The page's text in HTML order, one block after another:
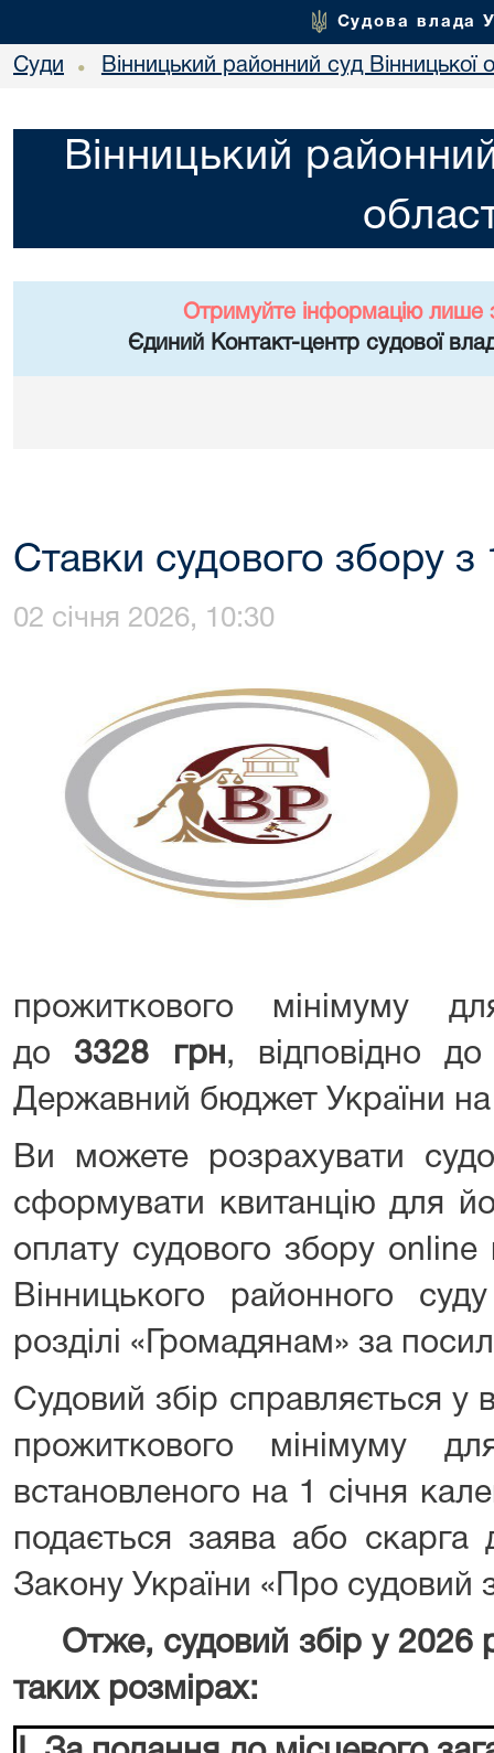
Судова влада
Суди • Вінницький районний суд Вінницької
Вінницький
Отримуйте інформацію лише
Єдиний Контакт-центр судової
Ставки судового збору з
02 січня 2026, 10:30
прожиткового мінімуму
до 3328 грн , відповідно
Державний бюджет України на
Ви можете розрахувати
сформувати квитанцію для
оплату судового збору online
Вінницького районного
розділі «Громадянам» за
Судовий збір справляється у
прожиткового мінімуму
встановленого на 1 січня
подається заява або скарга
Закону України «Про судовий
Отже, судовий збір у 2026
таких розмірах: